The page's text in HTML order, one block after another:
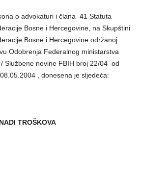
o advokaturi i člana 41 Statuta
Bosne i Hercegovine, na Skupštini
Bosne i Hercegovine održanoj
Odobrenja Federalnog ministarstva
Službene novine FBIH broj 22/04 od
, donesena je sljedeća:
TROŠKOVA